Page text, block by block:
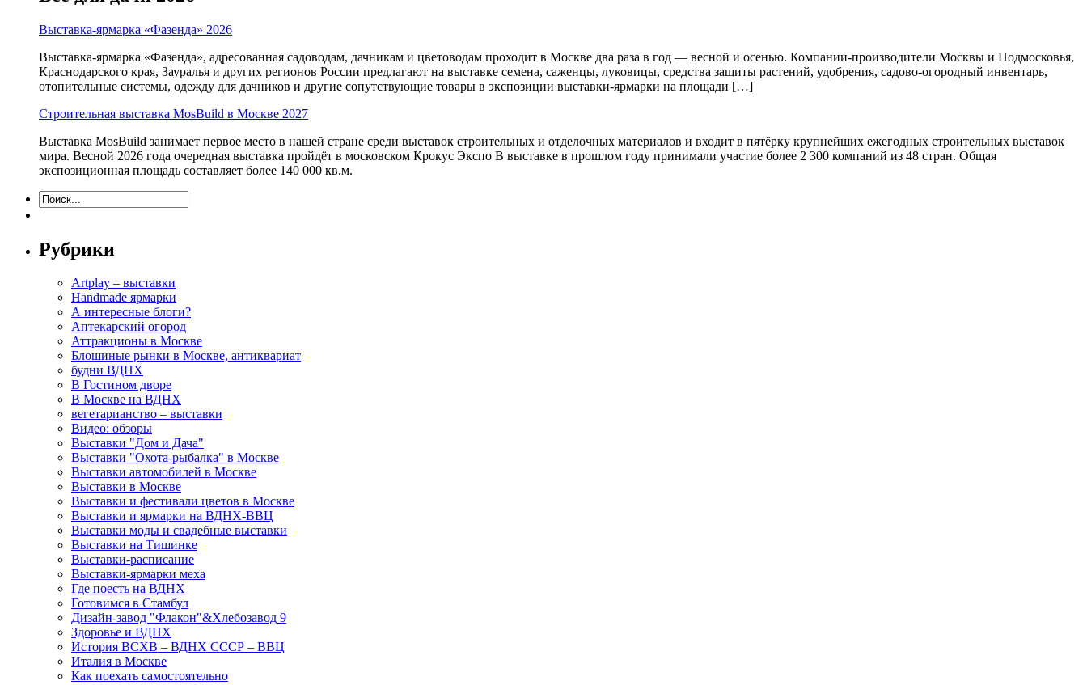
Выставка-ярмарка «Фазенда» 2026
Выставка-ярмарка «Фазенда», адресованная садоводам, дачникам и цветоводам проходит в Москве два раза в год — весной и осенью. Компании-производители Москвы и Подмосковья,
Краснодарского края, Зауралья и других регионов России предлагают на выставке семена, саженцы, луковицы, средства защиты растений, удобрения, садово-огородный инвентарь,
отопительные системы, одежду для дачников и другие сопутствующие товары в экспозиции выставки-ярмарки на площади […]
Строительная выставка MosBuild в Москве 2027
Выставка MosBuild занимает первое место в нашей стране среди выставок строительных и отделочных материалов и входит в пятёрку крупнейших ежегодных строительных выставок
мира. Весной 2026 года очередная выставка пройдёт в московском Крокус Экспо В выставке в прошлом году принимали участие более 2 300 компаний из 48 стран. Общая
экспозиционная площадь составляет более 140 000 кв.м.
Рубрики
Artplay – выставки
Handmade ярмарки
А интересные блоги?
Аптекарский огород
Аттракционы в Москве
Блошиные рынки в Москве, антиквариат
будни ВДНХ
В Гостином дворе
В Москве на ВДНХ
вегетарианство – выставки
Видео: обзоры
Выставки "Дом и Дача"
Выставки "Охота-рыбалка" в Москве
Выставки автомобилей в Москве
Выставки в Москве
Выставки и фестивали цветов в Москве
Выставки и ярмарки на ВДНХ-ВВЦ
Выставки моды и свадебные выставки
Выставки на Тишинке
Выставки-расписание
Выставки-ярмарки меха
Где поесть на ВДНХ
Готовимся в Стамбул
Дизайн-завод "Флакон"&Хлебозавод 9
Здоровье и ВДНХ
История ВСХВ – ВДНХ СССР – ВВЦ
Италия в Москве
Как поехать самостоятельно